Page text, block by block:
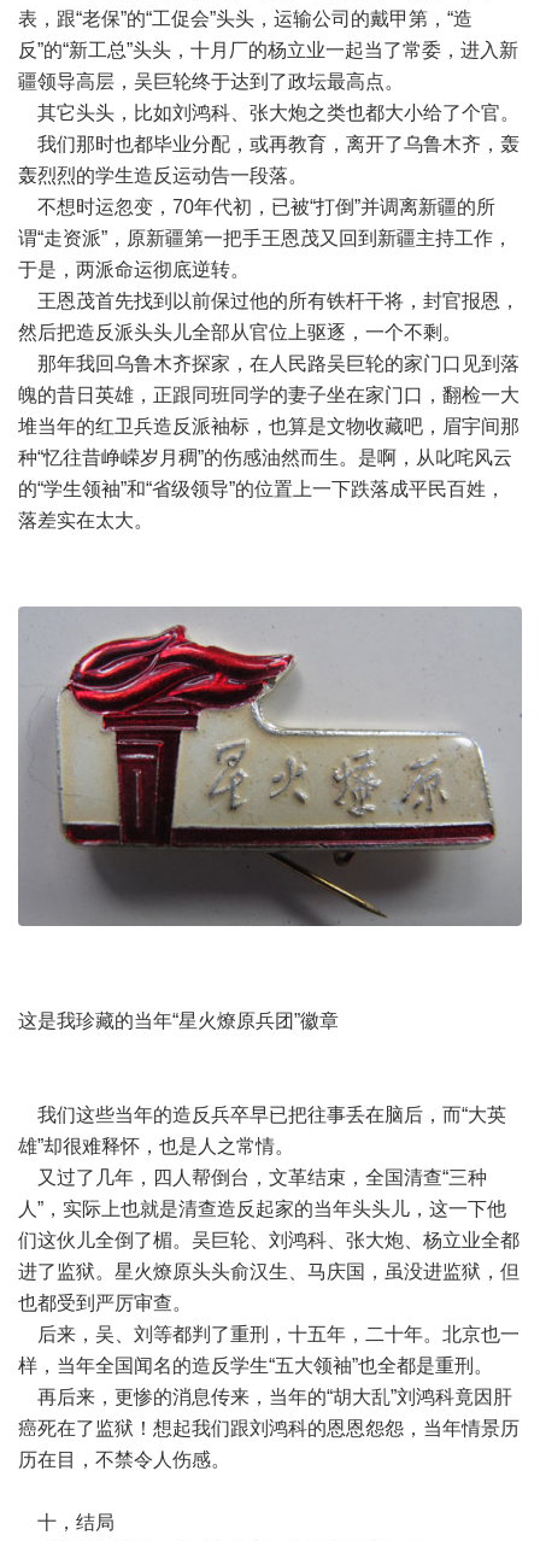
表，跟“老保”的“工促会”头头，运输公司的戴甲第，“造
反”的“新工总”头头，十月厂的杨立业一起当了常委，进入新
疆领导高层，吴巨轮终于达到了政坛最高点。
其它头头，比如刘鸿科、张大炮之类也都大小给了个官。
我们那时也都毕业分配，或再教育，离开了乌鲁木齐，轰
轰烈烈的学生造反运动告一段落。
不想时运忽变，70年代初，已被“打倒”并调离新疆的所
谓“走资派”，原新疆第一把手王恩茂又回到新疆主持工作，
于是，两派命运彻底逆转。
王恩茂首先找到以前保过他的所有铁杆干将，封官报恩，
然后把造反派头头儿全部从官位上驱逐，一个不剩。
那年我回乌鲁木齐探家，在人民路吴巨轮的家门口见到落
魄的昔日英雄，正跟同班同学的妻子坐在家门口，翻检一大
堆当年的红卫兵造反派袖标，也算是文物收藏吧，眉宇间那
种“忆往昔峥嵘岁月稠”的伤感油然而生。是啊，从叱咤风云
的“学生领袖”和“省级领导”的位置上一下跌落成平民百姓，
落差实在太大。
这是我珍藏的当年“星火燎原兵团”徽章
我们这些当年的造反兵卒早已把往事丢在脑后，而“大英
雄”却很难释怀，也是人之常情。
又过了几年，四人帮倒台，文革结束，全国清查“三种
人”，实际上也就是清查造反起家的当年头头儿，这一下他
们这伙儿全倒了楣。吴巨轮、刘鸿科、张大炮、杨立业全都
进了监狱。星火燎原头头俞汉生、马庆国，虽没进监狱，但
也都受到严厉审查。
后来，吴、刘等都判了重刑，十五年，二十年。北京也一
样，当年全国闻名的造反学生“五大领袖”也全都是重刑。
再后来，更惨的消息传来，当年的“胡大乱”刘鸿科竟因肝
癌死在了监狱！想起我们跟刘鸿科的恩恩怨怨，当年情景历
历在目，不禁令人伤感。
十，结局